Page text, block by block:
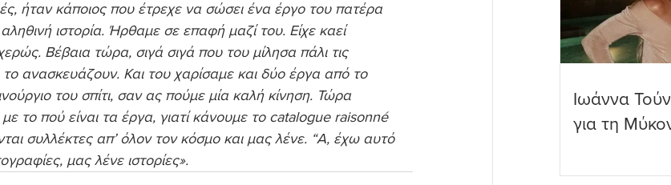
ήταν κάποιος που έτρεχε να σώσει ένα έργο του πατέρα
ιστορία. Ήρθαμε σε επαφή μαζί του. Είχε καεί
Βέβαια τώρα, σιγά σιγά που του μίλησα πάλι τις
το ανασκευάζουν. Και του χαρίσαμε και δύο έργα από το
του σπίτι, σαν ας πούμε μία καλή κίνηση. Τώρα
το πού είναι τα έργα, γιατί κάνουμε το catalogue raisonné
συλλέκτες απ’ όλον τον κόσμο και μας λένε. “Α, έχω αυτό
μας λένε ιστορίες».
Ιωάννα
για τη